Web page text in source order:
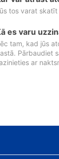
tos varat skatīt
es varu
tam, kad jūs
Pārbaudiet
ar